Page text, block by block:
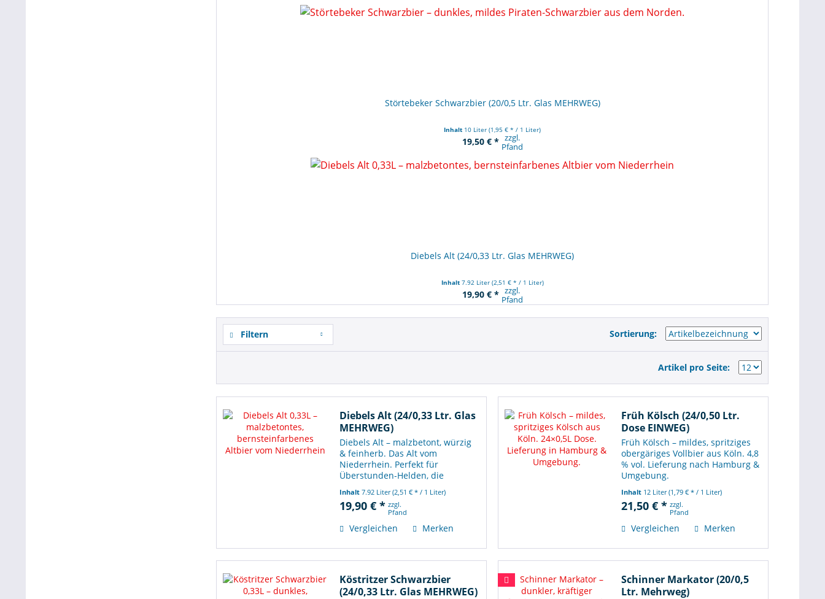
Störtebeker Schwarzbier (20/0,5 Ltr. Glas MEHRWEG)
Inhalt 10 Liter (1,95 € * / 1 Liter)
19,50 € * zzgl.
Pfand
Diebels Alt (24/0,33 Ltr. Glas MEHRWEG)
Inhalt 7.92 Liter (2,51 € * / 1 Liter)
19,90 € * zzgl.
Pfand
Filtern Sortierung:
Artikel pro Seite:
Diebels Alt (24/0,33 Ltr. Glas
MEHRWEG)
Diebels Alt – malzbetont, würzig
& feinherb. Das Alt vom
Niederrhein. Perfekt für
Überstunden‑Helden, die
Inhalt7.92 Liter(2,51 € * / 1 Liter)
19,90 € * zzgl.
Pfand
Vergleichen Merken
Früh Kölsch (24/0,50 Ltr.
Dose EINWEG)
Früh Kölsch – mildes, spritziges
obergäriges Vollbier aus Köln. 4,8
% vol. Lieferung nach Hamburg &
Umgebung.
Inhalt 12 Liter(1,79 € * / 1 Liter)
21,50 € * zzgl.
Pfand
Vergleichen Merken
Köstritzer Schwarzbier
(24/0,33 Ltr. Glas MEHRWEG)
Schinner Markator (20/0,5
Ltr. Mehrweg)